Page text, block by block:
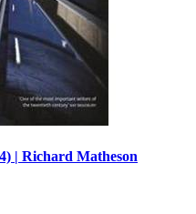
| Richard Matheson